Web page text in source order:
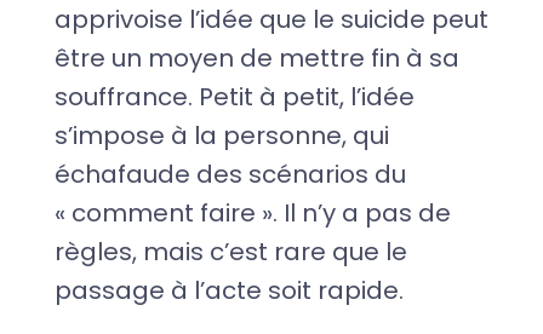
apprivoise l’idée que le suicide peut
être un moyen de mettre fin à sa
souffrance. Petit à petit, l’idée
s’impose à la personne, qui
échafaude des scénarios du
« comment faire ». Il n’y a pas de
règles, mais c’est rare que le
passage à l’acte soit rapide.